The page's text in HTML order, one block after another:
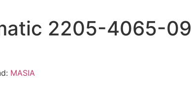
2205-4065-09
MASIA